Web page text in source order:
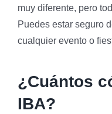
muy diferente, pero
Puedes estar seguro
cualquier evento o
¿Cuántos
IBA?